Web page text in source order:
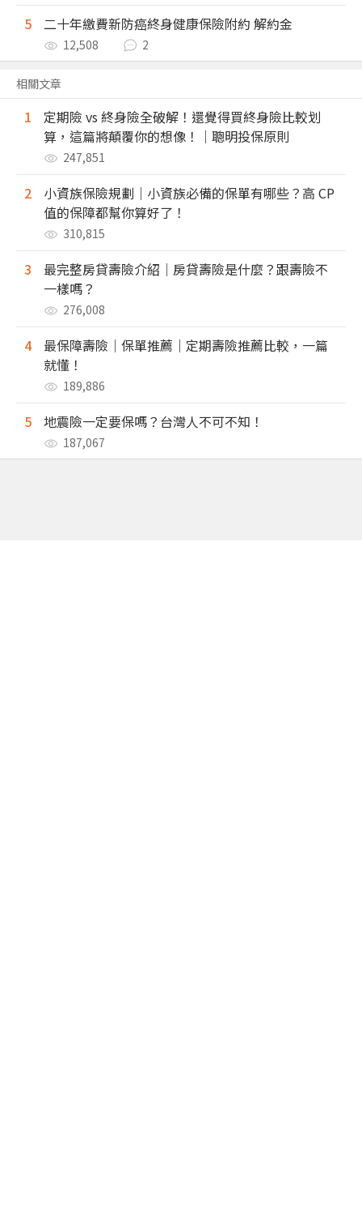
5 二十年繳費新防癌終身健康保險附約 解約金
12,508 2
相關文章
1
定期險 vs 終身險全破解！還覺得買終身險比較划
算，這篇將顛覆你的想像！｜聰明投保原則
247,851
2
小資族保險規劃｜小資族必備的保單有哪些？高 CP
值的保障都幫你算好了！
310,815
3
最完整房貸壽險介紹｜房貸壽險是什麼？跟壽險不
一樣嗎？
276,008
4
最保障壽險｜保單推薦｜定期壽險推薦比較，一篇
就懂！
189,886
5 地震險一定要保嗎？台灣人不可不知！
187,067